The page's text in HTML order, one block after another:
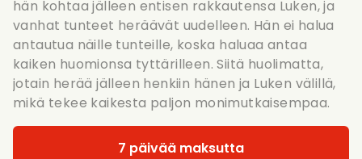
hän kohtaa jälleen entisen rakkautensa Luken, ja
vanhat tunteet heräävät uudelleen. Hän ei halua
antautua näille tunteille, koska haluaa antaa
kaiken huomionsa tyttärilleen. Siitä huolimatta,
jotain herää jälleen henkiin hänen ja Luken välillä,
mikä tekee kaikesta paljon monimutkaisempaa.
7 päivää maksutta